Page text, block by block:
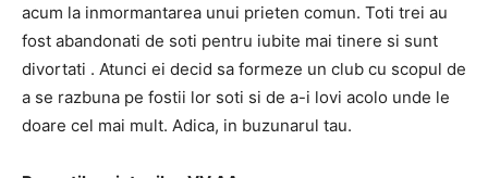
acum la inmormantarea unui prieten comun. Toti trei au
fost abandonati de soti pentru iubite mai tinere si sunt
divortati . Atunci ei decid sa formeze un club cu scopul de
a se razbuna pe fostii lor soti si de a-i lovi acolo unde le
doare cel mai mult. Adica, in buzunarul tau.